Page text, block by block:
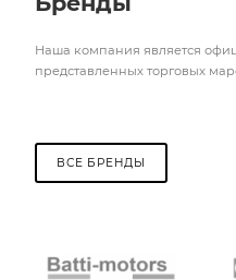
Наша компания является
представленных торговых
ВСЕ БРЕНДЫ